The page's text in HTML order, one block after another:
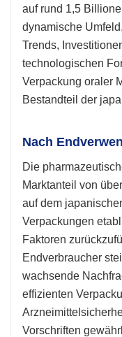
auf rund 1,5
dynamische
Trends,
technologischen
Verpackung oraler
Bestandteil der
Nach
Die
Marktanteil von
auf dem
Verpackungen
Faktoren
Endverbraucher
wachsende
effizienten
Vorschriften